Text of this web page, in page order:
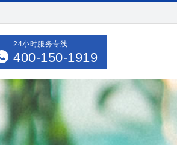
24小时服务专线
400-150-1919